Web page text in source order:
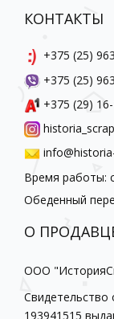
КОНТАКТЫ
+375 (25)
+375 (25)
+375 (29)
Время работы:
Обеденный
О
ООО
Свидетельство
193941515